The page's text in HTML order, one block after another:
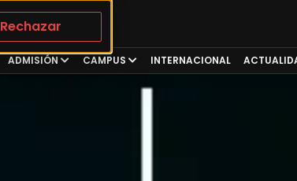
Rechazar
ADMISIÓN CAMPUS INTERNACIONAL